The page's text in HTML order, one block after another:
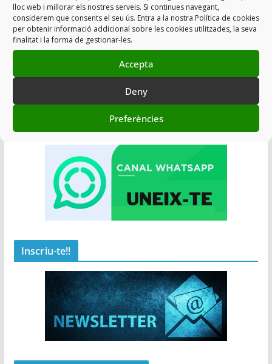
lloc web i millorar els nostres serveis. Si continues navegant,
considerem que consents el seu ús. Entra a la nostra Política de cookies
per obtenir informació addicional sobre les cookies utilitzades, la seva
finalitat i la forma de gestionar-les.
Accepta
Deny
Preferències
Inscriu-te!!